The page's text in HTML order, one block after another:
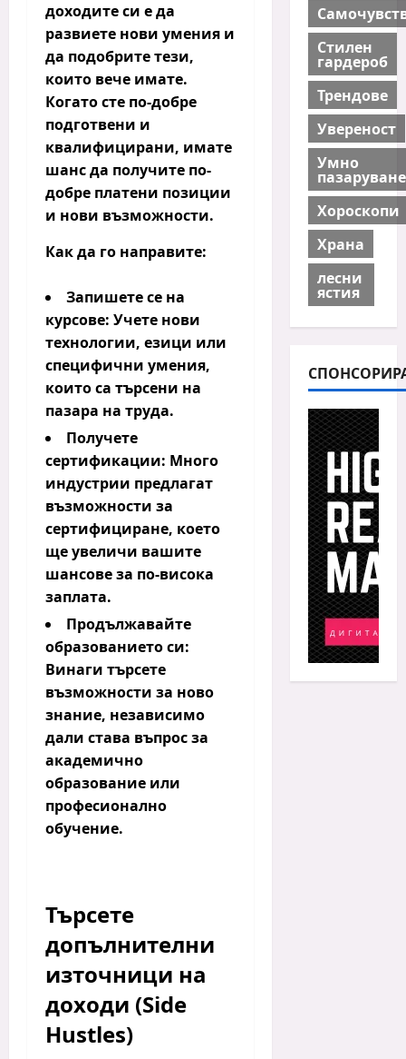
доходите си е да
развиете нови умения и
да подобрите тези,
които вече имате.
Когато сте по-добре
подготвени и
квалифицирани, имате
шанс да получите по-
добре платени позиции
и нови възможности.
Как да го направите:
Запишете се на
курсове: Учете нови
технологии, езици или
специфични умения,
които са търсени на
пазара на труда.
Получете
сертификации: Много
индустрии предлагат
възможности за
сертифициране, което
ще увеличи вашите
шансове за по-висока
заплата.
Продължавайте
образованието си:
Винаги търсете
възможности за ново
знание, независимо
дали става въпрос за
академично
образование или
професионално
обучение.
Търсете
допълнителни
източници на
доходи (Side
Hustles)
Стилен
гардероб
Трендове
Увереност
Умно
пазаруване
Хороскопи
Храна
лесни
ястия